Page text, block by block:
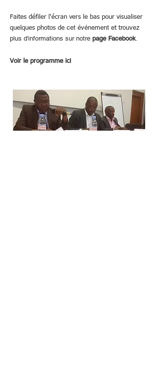
Faites défiler l'écran vers le bas pour visualiser
quelques photos de cet événement et trouvez
plus d'informations sur notre page Facebook.
Voir le programme ici